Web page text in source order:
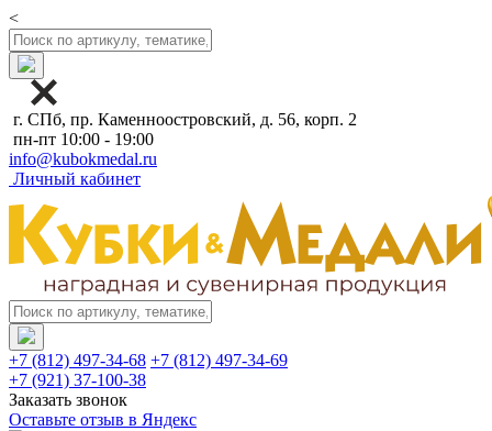
<
г. СПб, пр. Каменноостровский, д. 56, корп. 2
пн-пт 10:00 - 19:00
info@kubokmedal.ru
Личный кабинет
+7 (812) 497-34-68 +7 (812) 497-34-69
+7 (921) 37-100-38
Заказать звонок
Оставьте отзыв в Яндекс